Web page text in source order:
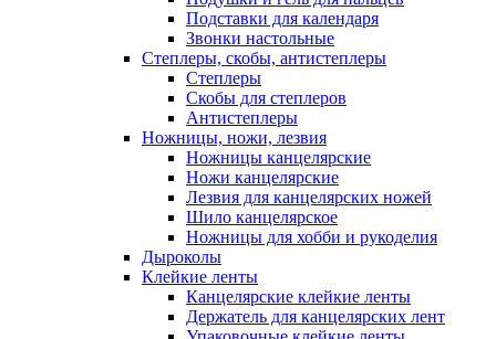
Подставки для календаря
Звонки настольные
Степлеры, скобы, антистеплеры
Степлеры
Скобы для степлеров
Антистеплеры
Ножницы, ножи, лезвия
Ножницы канцелярские
Ножи канцелярские
Лезвия для канцелярских ножей
Шило канцелярское
Ножницы для хобби и рукоделия
Дыроколы
Клейкие ленты
Канцелярские клейкие ленты
Держатель для канцелярских лент